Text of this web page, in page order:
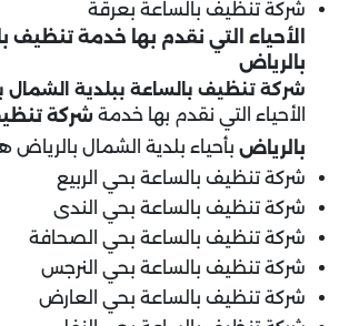
شركة تنظيف بالساعة بعرقة
الأحياء التي نقدم بها خدمة تنظيف
بالرياض
شركة تنظيف بالساعة ببلدية الشمال
الأحياء التي نقدم بها خدمة شركة
بالرياض بأحياء بلدية الشمال
شركة تنظيف بالساعة بحي الربيع
شركة تنظيف بالساعة بحي الندى
شركة تنظيف بالساعة بحي الصحافة
شركة تنظيف بالساعة بحي النرجس
شركة تنظيف بالساعة بحي العارض